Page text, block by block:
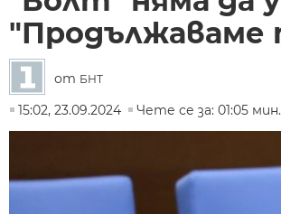
"Продължаваме
от БНТ
15:02, 23.09.2024
Чете се за: 01:05 мин.